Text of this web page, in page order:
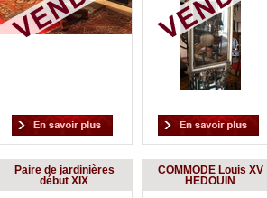
Paire de jardinières
début XIX
COMMODE Louis XV
HEDOUIN